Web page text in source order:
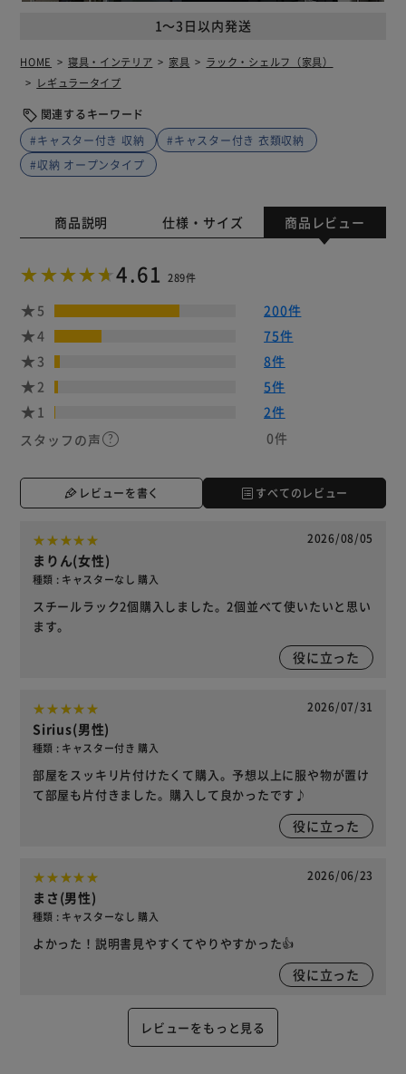
1～3日以内発送
HOME 寝具・インテリア 家具
ラック・シェルフ（家具）
レギュラータイプ
関連するキーワード
#キャスター付き 収納
#キャスター付き 衣類収納
#収納 オープンタイプ
商品説明 仕様・サイズ 商品レビュー
4.61 289件
5
200件
4
75件
3
8件
2
5件
1
2件
スタッフの声
0件
レビューを書く すべてのレビュー
2026/08/05
まりん(女性)
種類 : キャスターなし 購入
スチールラック2個購入しました。2個並べて使いたいと思い
ます。
役に立った
2026/07/31
Sirius(男性)
種類 : キャスター付き 購入
部屋をスッキリ片付けたくて購入。予想以上に服や物が置け
て部屋も片付きました。購入して良かったです♪
役に立った
2026/06/23
まさ(男性)
種類 : キャスターなし 購入
よかった！説明書見やすくてやりやすかった👍
役に立った
レビューをもっと見る